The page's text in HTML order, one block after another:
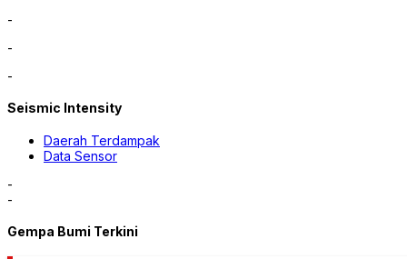
-
-
-
Seismic Intensity
Daerah Terdampak
Data Sensor
-
-
Gempa Bumi Terkini